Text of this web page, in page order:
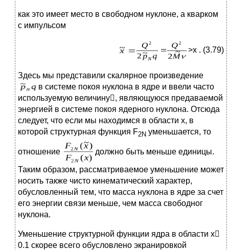
как это имеет место в свободном нуклоне, а кварком
с импульсом
>x . (3.79)
Здесь мы представили скалярное произведение
в системе покоя нуклона в ядре и ввели часто
используемую величину, являющуюся предаваемой
энергией в системе покоя ядерного нуклона. Отсюда
следует, что если мы находимся в области x, в
которой структурная функция F2N уменьшается, то
отношение должно быть меньше единицы.
Таким образом, рассматриваемое уменьшение может
носить также чисто кинематический характер,
обусловленный тем, что масса нуклона в ядре за счет
его энергии связи меньше, чем масса свободног
нуклона.
Уменьшение структурной функции ядра в области x
0.1 скорее всего обусловлено экранировкой